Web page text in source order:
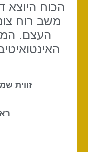
הכוח היוצא
משב רוח
העצם.
זווית